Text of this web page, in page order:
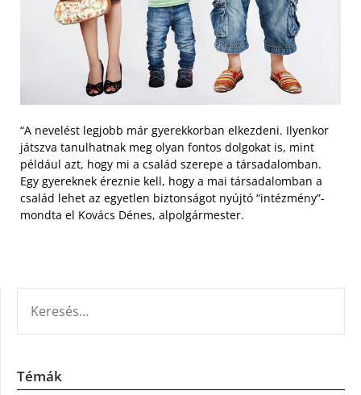
“A nevelést legjobb már gyerekkorban elkezdeni. Ilyenkor
játszva tanulhatnak meg olyan fontos dolgokat is, mint
például azt, hogy mi a család szerepe a társadalomban.
Egy gyereknek éreznie kell, hogy a mai társadalomban a
család lehet az egyetlen biztonságot nyújtó “intézmény”-
mondta el Kovács Dénes, alpolgármester.
Témák